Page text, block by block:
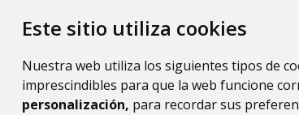
Este sitio utiliza cookies
Nuestra web utiliza los siguientes tipos de
imprescindibles para que la web funcione
personalización, para recordar sus
hace
la ribagorza